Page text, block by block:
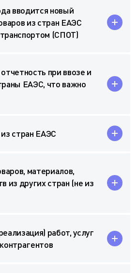
вводится новый
из стран ЕАЭС
(СПОТ)
при ввозе и
ЕАЭС, что важно
стран ЕАЭС
материалов,
из других стран (не из
работ, услуг